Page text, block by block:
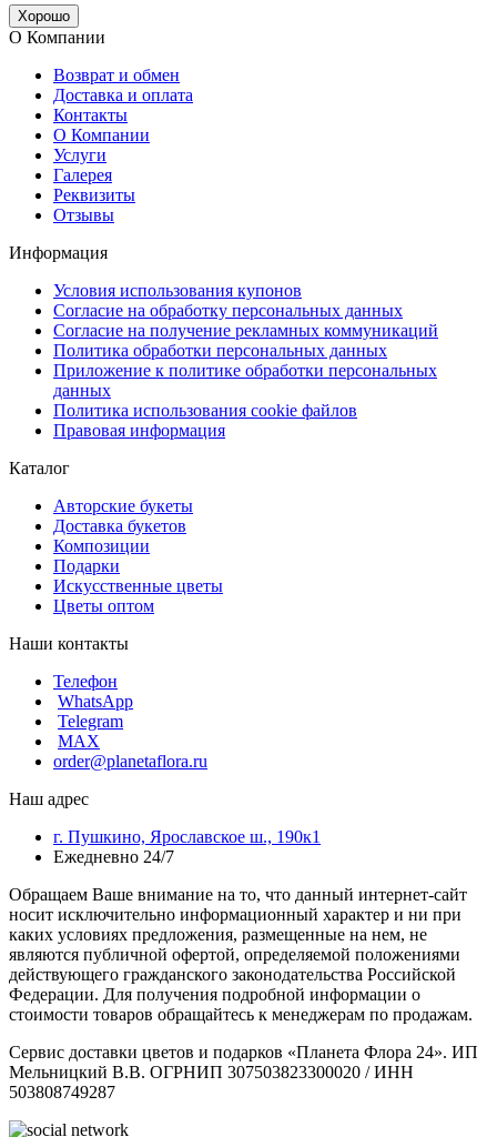
Хорошо
О Компании
Возврат и обмен
Доставка и оплата
Контакты
О Компании
Услуги
Галерея
Реквизиты
Отзывы
Информация
Условия использования купонов
Согласие на обработку персональных данных
Согласие на получение рекламных коммуникаций
Политика обработки персональных данных
Приложение к политике обработки персональных
данных
Политика использования cookie файлов
Правовая информация
Каталог
Авторские букеты
Доставка букетов
Композиции
Подарки
Искусственные цветы
Цветы оптом
Наши контакты
Телефон
WhatsApp
Telegram
MAX
order@planetaflora.ru
Наш адрес
г. Пушкино, Ярославское ш., 190к1
Ежедневно 24/7
Обращаем Ваше внимание на то, что данный интернет-сайт
носит исключительно информационный характер и ни при
каких условиях предложения, размещенные на нем, не
являются публичной офертой, определяемой положениями
действующего гражданского законодательства Российской
Федерации. Для получения подробной информации о
стоимости товаров обращайтесь к менеджерам по продажам.
Сервис доставки цветов и подарков «Планета Флора 24». ИП
Мельницкий В.В. ОГРНИП 307503823300020 / ИНН
503808749287